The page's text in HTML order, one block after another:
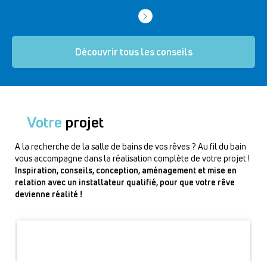
Découvrir tous les conseils
Votre projet
A la recherche de la salle de bains de vos rêves ? Au fil du bain
vous accompagne dans la réalisation complète de votre projet !
Inspiration, conseils, conception, aménagement et mise en
relation avec un installateur qualifié, pour que votre rêve
devienne réalité !